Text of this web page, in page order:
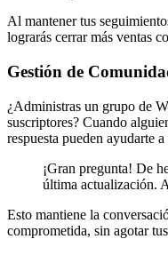
Al mantener tus
lograrás cerrar más ventas
Gestión de
¿Administras un grupo de
suscriptores? Cuando
respuesta pueden ayudarte
¡Gran pregunta! De
última actualización.
Esto mantiene la
comprometida, sin agotar